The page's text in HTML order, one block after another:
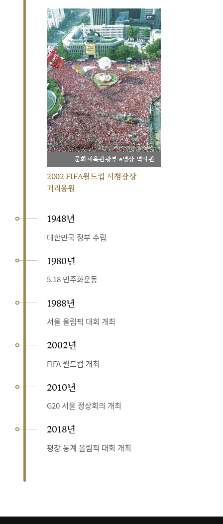
문화체육관광부 e영상 역사관
2002 FIFA월드컵 시청광장
거리응원
1948년
대한민국 정부 수립
1980년
5.18 민주화운동
1988년
서울 올림픽 대회 개최
2002년
FIFA 월드컵 개최
2010년
G20 서울 정상회의 개최
2018년
평창 동계 올림픽 대회 개최